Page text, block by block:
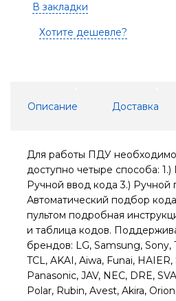
В закладки
Хотите дешевле?
Описание Доставка
Для работы ПДУ необходимо
доступно четыре способа:
Ручной ввод кода 3.) Ручной
Автоматический подбор
пультом подробная
и таблица кодов.
брендов: LG, Samsung, Sony,
TCL, AKAI, Aiwa, Funai,
Panasonic, JAV, NEC, DRE,
Polar, Rubin, Avest, Akira,